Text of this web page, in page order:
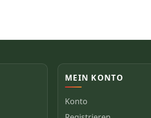
MEIN KONTO
Konto